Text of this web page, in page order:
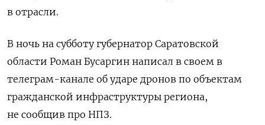
в отрасли.
В ночь на субботу губернатор Саратовской
области Роман Бусаргин написал в своем в ​
телеграм-канале об ​ударе ​дронов по объектам
гражданской ⁠инфраструктуры региона,
не сообщив ‌про НПЗ.